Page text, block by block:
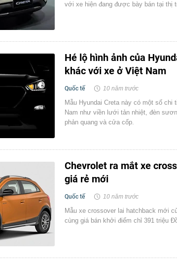
với xe hiện đang được bày bán tại thị
Hé lộ hình ảnh của
khác với xe ở Việt Nam
Quốc tế 10 năm trước
Mẫu Hyundai Creta này có một số
Nam như viền lưới tản nhiệt, đèn
phản quang và cửa cốp.
Chevrolet ra mắt xe
giá rẻ mới
Quốc tế 10 năm trước
Mẫu xe crossover lai hatchback mới
cùng giá bán khởi điểm chỉ 391 triệu